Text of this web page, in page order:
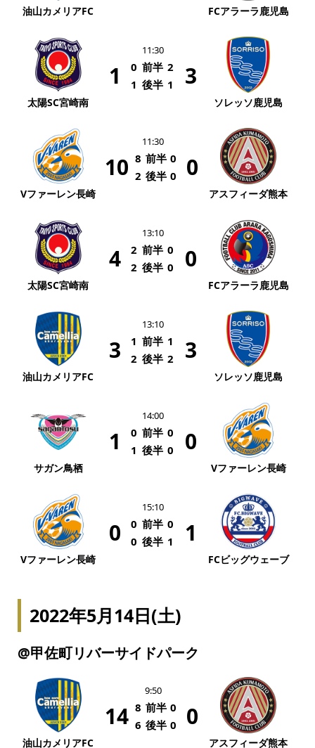
油山カメリアFC FCアラーラ鹿児島
太陽SC宮崎南
11:30
1 0 前半 2 3
1 後半 1
ソレッソ鹿児島
Vファーレン長崎
11:30
10 8 前半 0 0
2 後半 0
アスフィーダ熊本
太陽SC宮崎南
13:10
4 2 前半 0 0
2 後半 0
FCアラーラ鹿児島
油山カメリアFC
13:10
3 1 前半 1 3
2 後半 2
ソレッソ鹿児島
サガン鳥栖
14:00
1 0 前半 0 0
1 後半 0
Vファーレン長崎
Vファーレン長崎
15:10
0 0 前半 0 1
0 後半 1
FCビッグウェーブ
2022年5月14日(土)
@甲佐町リバーサイドパーク
油山カメリアFC
9:50
14 8 前半 0 0
6 後半 0
アスフィーダ熊本